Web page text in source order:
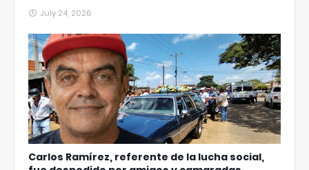
July 24, 2026
Carlos Ramírez, referente de la lucha social,